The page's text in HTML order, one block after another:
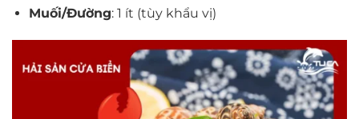
Muối/Đường: 1 ít (tùy khẩu vị)